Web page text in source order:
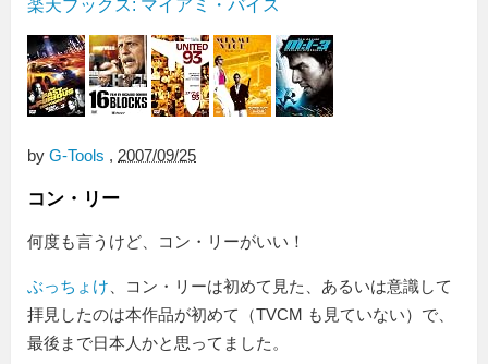
楽天ブックス: マイアミ・バイス
by G-Tools , 2007/09/25
コン・リー
何度も言うけど、コン・リーがいい！
ぶっちょけ 、コン・リーは初めて見た、あるいは意識して
拝見したのは本作品が初めて（TVCM も見ていない）で、
最後まで日本人かと思ってました。